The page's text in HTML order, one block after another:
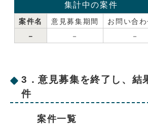
集計中の案件
案件名 意見募集期間
お問い合
－
－ －
3．意見募集を終了し、結
件
案件一覧